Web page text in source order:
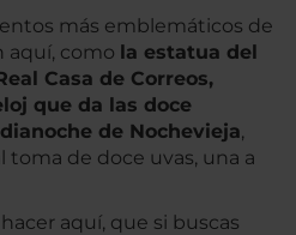
más emblemáticos de
aquí, como la estatua del
Casa de Correos,
que da las doce
de Nochevieja,
toma de doce uvas, una a
aquí, que si buscas